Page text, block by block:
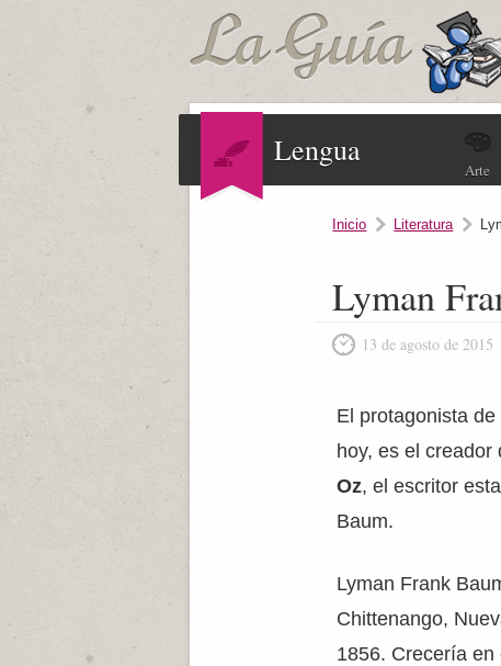
Lengua
Arte
Inicio Literatura
Lyman
13 de agosto de 2015
El protagonista
hoy, es el
Oz, el escritor
Baum.
Lyman Frank
Chittenango,
1856. Crecería